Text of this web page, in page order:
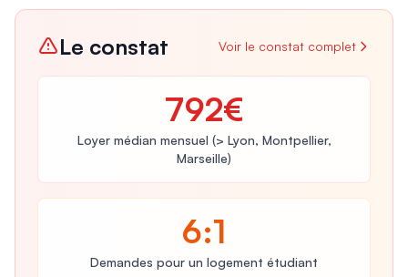
Le constat Voir le constat complet
792€
Loyer médian mensuel (> Lyon, Montpellier,
Marseille)
6:1
Demandes pour un logement étudiant